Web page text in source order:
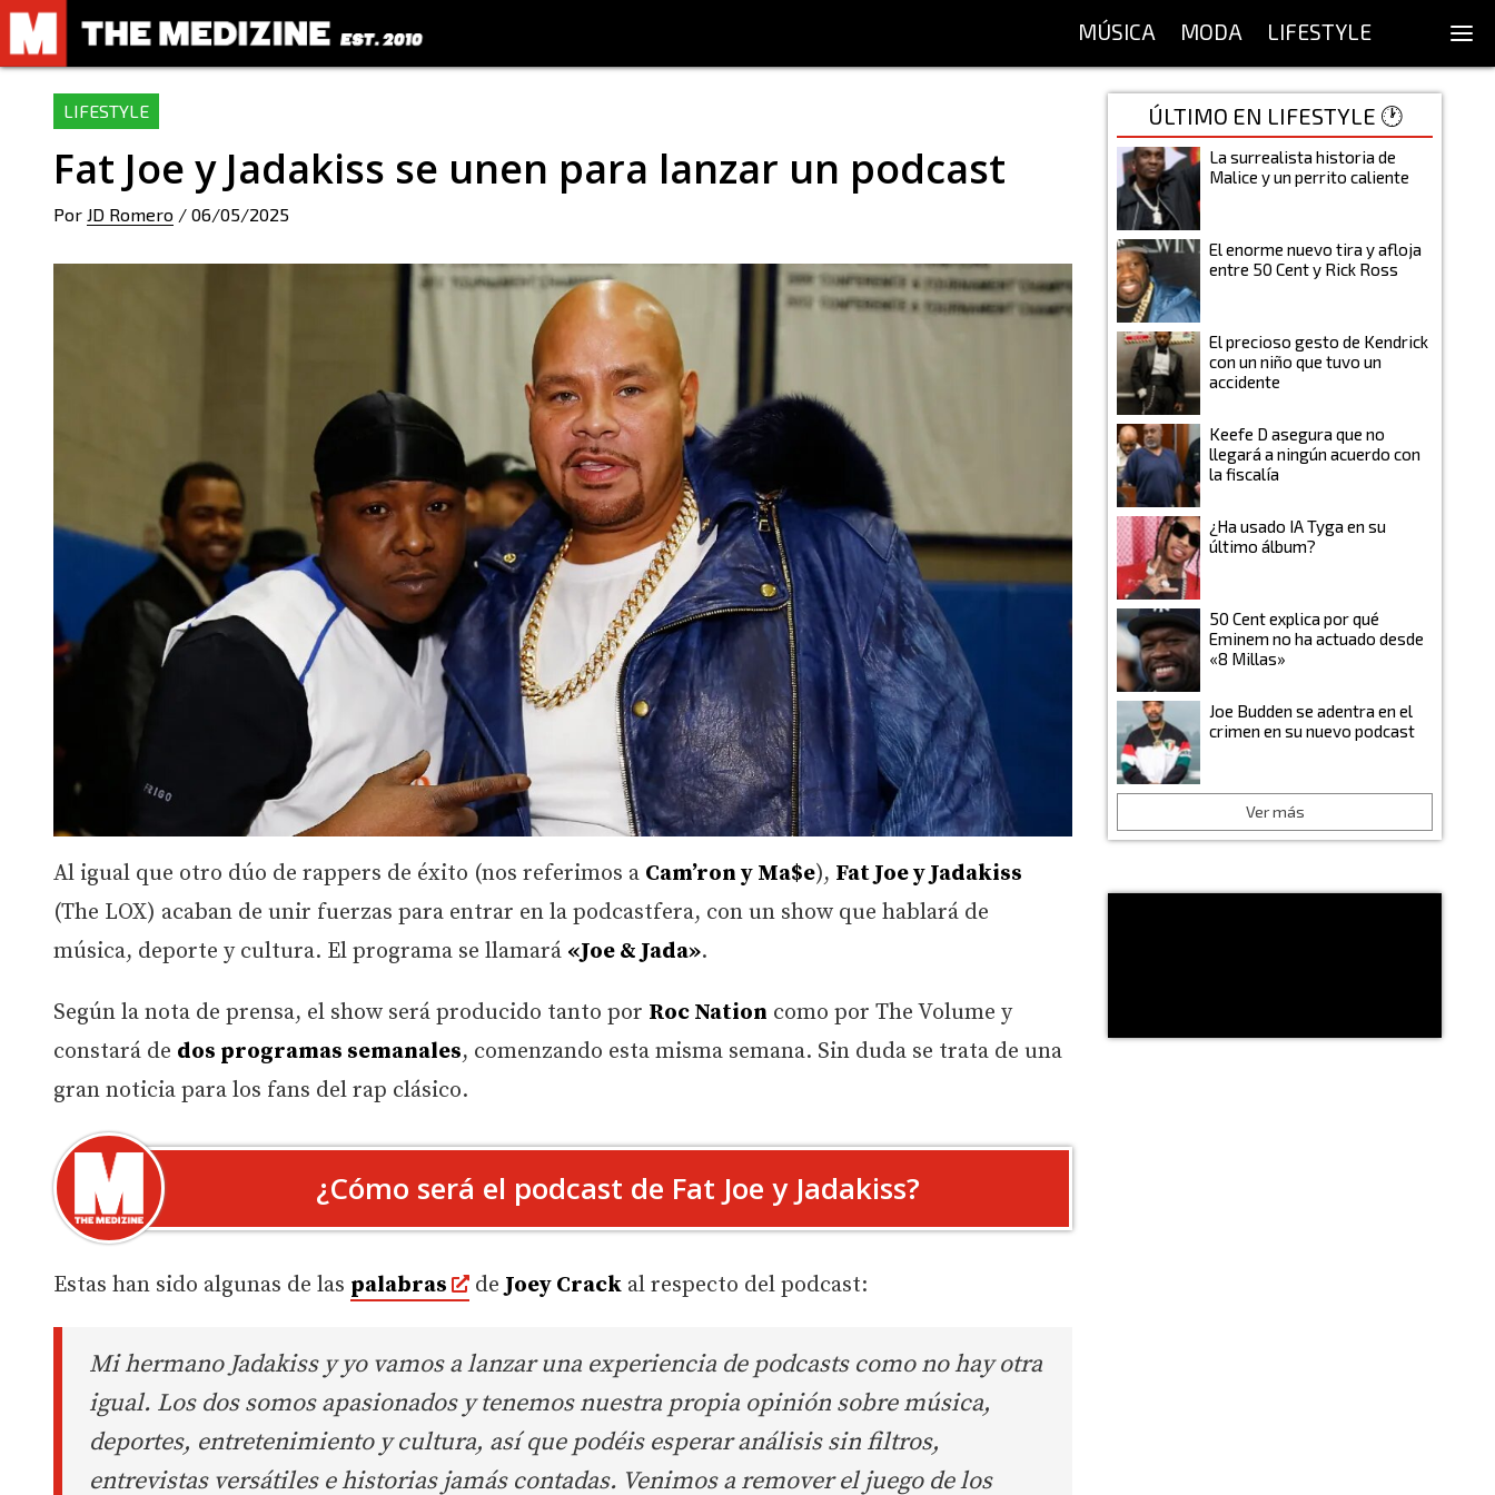
MÚSICA MODA LIFESTYLE
LIFESTYLE
Fat Joe y Jadakiss se unen para lanzar un podcast
Por JD Romero / 06/05/2025
Al igual que otro dúo de rappers de éxito (nos referimos a Cam’ron y Ma$e), Fat Joe y Jadakiss
(The LOX) acaban de unir fuerzas para entrar en la podcastfera, con un show que hablará de
música, deporte y cultura. El programa se llamará «Joe & Jada».
Según la nota de prensa, el show será producido tanto por Roc Nation como por The Volume y
constará de dos programas semanales, comenzando esta misma semana. Sin duda se trata de una
gran noticia para los fans del rap clásico.
¿Cómo será el podcast de Fat Joe y Jadakiss?
Estas han sido algunas de las palabras deJoey Crack al respecto del podcast:
Mi hermano Jadakiss y yo vamos a lanzar una experiencia de podcasts como no hay otra
igual. Los dos somos apasionados y tenemos nuestra propia opinión sobre música,
deportes, entretenimiento y cultura, así que podéis esperar análisis sin filtros,
entrevistas versátiles e historias jamás contadas. Venimos a remover el juego de los
ÚLTIMO EN LIFESTYLE 🕐
La surrealista historia de
Malice y un perrito caliente
El enorme nuevo tira y afloja
entre 50 Cent y Rick Ross
El precioso gesto de Kendrick
con un niño que tuvo un
accidente
Keefe D asegura que no
llegará a ningún acuerdo con
la fiscalía
¿Ha usado IA Tyga en su
último álbum?
50 Cent explica por qué
Eminem no ha actuado desde
«8 Millas»
Joe Budden se adentra en el
crimen en su nuevo podcast
Ver más